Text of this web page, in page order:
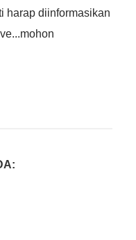
harap diinformasikan